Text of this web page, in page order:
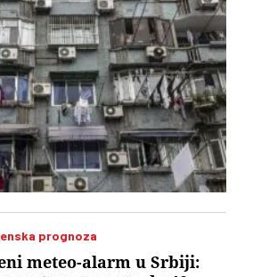
prognoza
meteo-alarm u Srbiji: